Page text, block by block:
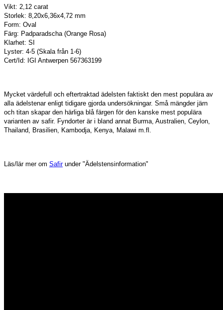
Vikt: 2,12 carat
Storlek: 8,20x6,36x4,72 mm
Form: Oval
Färg: Padparadscha (Orange Rosa)
Klarhet: SI
Lyster: 4-5 (Skala från 1-6)
Cert/Id: IGI Antwerpen 567363199
Mycket värdefull och eftertraktad ädelsten faktiskt den mest populära av
alla ädelstenar enligt tidigare gjorda undersökningar. Små mängder järn
och titan skapar den härliga blå färgen för den kanske mest populära
varianten av safir. Fyndorter är i bland annat Burma, Australien, Ceylon,
Thailand, Brasilien, Kambodja, Kenya, Malawi m.fl.
Läs/lär mer om Safirunder "Ädelstensinformation"